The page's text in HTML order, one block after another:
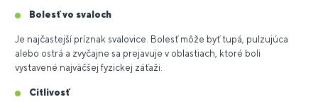
Bolesť vo svaloch
Je najčastejší príznak svalovice. Bolesť môže byť tupá, pulzujúca
alebo ostrá a zvyčajne sa prejavuje v oblastiach, ktoré boli
vystavené najväčšej fyzickej záťaži.
Citlivosť